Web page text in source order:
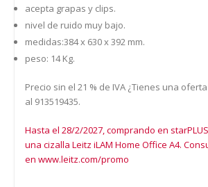
acepta grapas y clips.
nivel de ruido muy bajo.
medidas:384 x 630 x 392 mm.
peso: 14 Kg.
Precio sin el 21 % de IVA ¿Tienes una
al 913519435.
Hasta el 28/2/2027, comprando en
una cizalla Leitz iLAM Home Office A4.
en www.leitz.com/promo